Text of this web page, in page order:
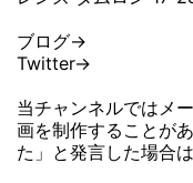
ブログ→
Twitter→
当チャンネルではメ
画を制作することが
た」と発言した場合